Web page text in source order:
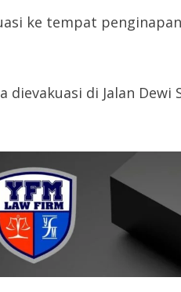
ke tempat
dievakuasi di Jalan